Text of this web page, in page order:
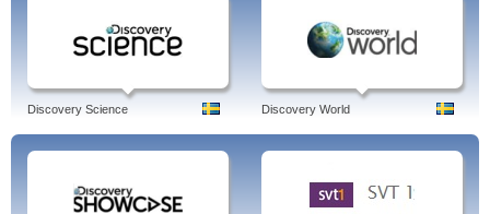
Discovery Science Discovery World